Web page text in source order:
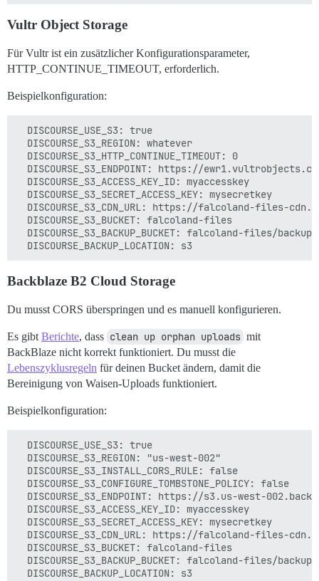
Vultr Object Storage
Für Vultr ist ein zusätzlicher Konfigurationsparameter,
HTTP_CONTINUE_TIMEOUT, erforderlich.
Beispielkonfiguration:
  DISCOURSE_USE_S3: true
  DISCOURSE_S3_REGION: whatever
  DISCOURSE_S3_HTTP_CONTINUE_TIMEOUT: 0
DISCOURSE_S3_ENDPOINT: https://
  DISCOURSE_S3_ACCESS_KEY_ID: myaccesskey
  DISCOURSE_S3_SECRET_ACCESS_KEY: mysecretkey
DISCOURSE_S3_CDN_URL: https://falcoland-files-
  DISCOURSE_S3_BUCKET: falcoland-files
  DISCOURSE_S3_BACKUP_BUCKET: falcoland-files/backup
Backblaze B2 Cloud Storage
Du musst CORS überspringen und es manuell konfigurieren.
Es gibt Berichte, dass clean up orphan uploads mit
BackBlaze nicht korrekt funktioniert. Du musst die
Lebenszyklusregeln für deinen Bucket ändern, damit die
Bereinigung von Waisen-Uploads funktioniert.
Beispielkonfiguration:
  DISCOURSE_USE_S3: true
  DISCOURSE_S3_REGION: "us-west-002"
  DISCOURSE_S3_INSTALL_CORS_RULE: false
  DISCOURSE_S3_CONFIGURE_TOMBSTONE_POLICY: false
DISCOURSE_S3_ENDPOINT: https://s3.us-west-
  DISCOURSE_S3_ACCESS_KEY_ID: myaccesskey
  DISCOURSE_S3_SECRET_ACCESS_KEY: mysecretkey
DISCOURSE_S3_CDN_URL: https://falcoland-files-
  DISCOURSE_S3_BUCKET: falcoland-files
  DISCOURSE_S3_BACKUP_BUCKET: falcoland-files/backup